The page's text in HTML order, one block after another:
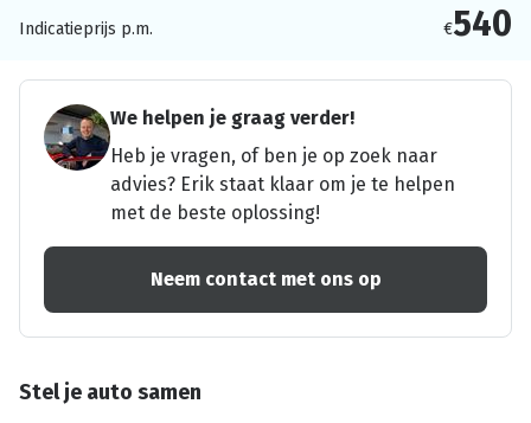
Indicatieprijs p.m. €540
We helpen je graag verder!
Heb je vragen, of ben je op zoek naar
advies? Erik staat klaar om je te helpen
met de beste oplossing!
Neem contact met ons op
Stel je auto samen